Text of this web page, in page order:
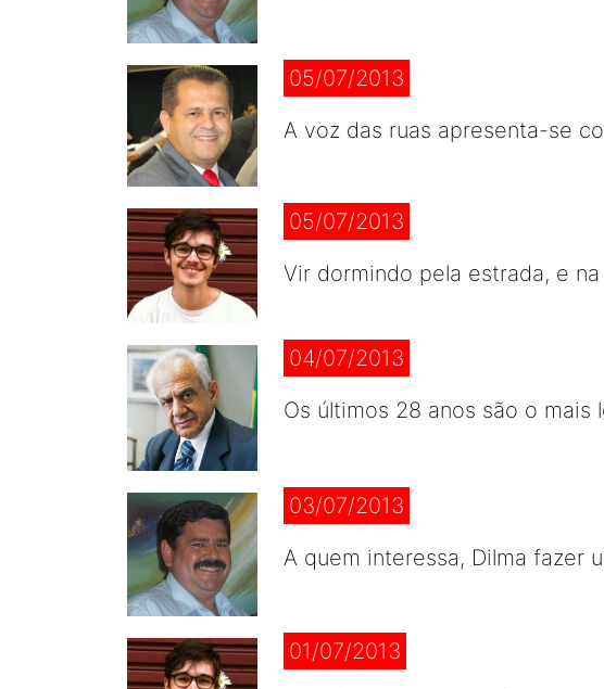
05/07/2013
A voz das ruas apresenta-se
05/07/2013
Vir dormindo pela estrada, e
04/07/2013
Os últimos 28 anos são o
03/07/2013
A quem interessa, Dilma fazer
01/07/2013